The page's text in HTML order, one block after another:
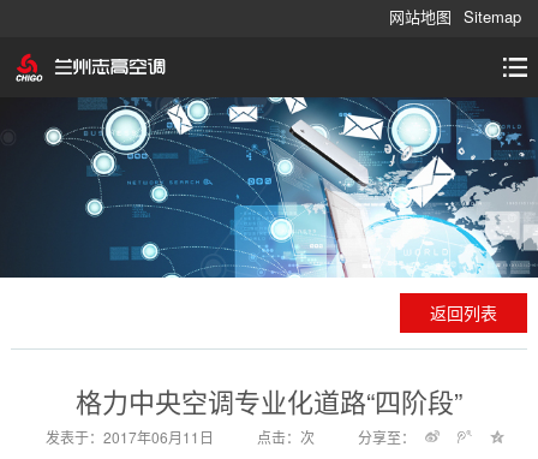
网站地图 Sitemap
返回列表
格力中央空调专业化道路“四阶段”
发表于：2017年06月11日 点击：次 分享至：